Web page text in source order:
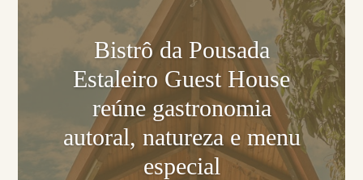
Bistrô da Pousada
Estaleiro Guest House
reúne gastronomia
autoral, natureza e menu
especial